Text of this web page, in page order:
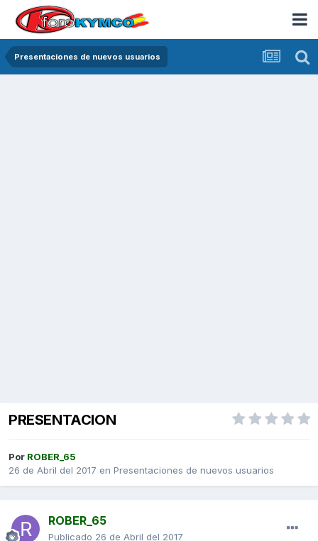
Presentaciones de nuevos usuarios
PRESENTACION
Por ROBER_65
26 de Abril del 2017 en Presentaciones de nuevos usuarios
ROBER_65
Publicado 26 de Abril del 2017